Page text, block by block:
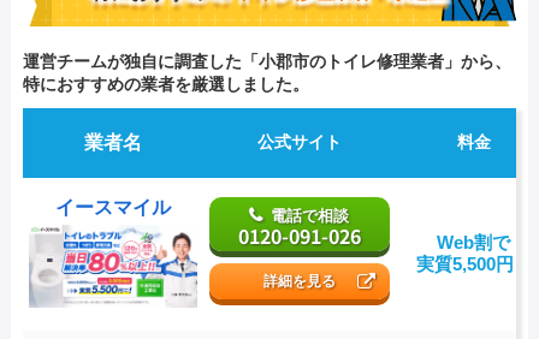
運営チームが独自に調査した「小郡市のトイレ修理業者」から、
特におすすめの業者を厳選しました。
業者名 公式サイト 料金
イースマイル 電話で相談
0120-091-026
詳細を見る
Web割で
実質5,500円～